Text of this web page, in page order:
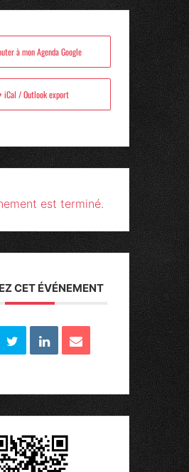
à mon Agenda Google
iCal / Outlook export
est terminé.
CET ÉVÉNEMENT